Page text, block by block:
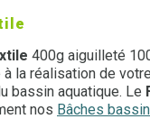
400g aiguilleté
la réalisation de
bassin aquatique. Le
nos Bâches